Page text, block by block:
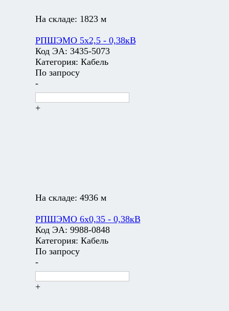
На складе: 1823 м
РПШЭМО 5х2,5 - 0,38кВ
Код ЭА: 3435-5073
Категория: Кабель
По запросу
-
+
На складе: 4936 м
РПШЭМО 6х0,35 - 0,38кВ
Код ЭА: 9988-0848
Категория: Кабель
По запросу
-
+